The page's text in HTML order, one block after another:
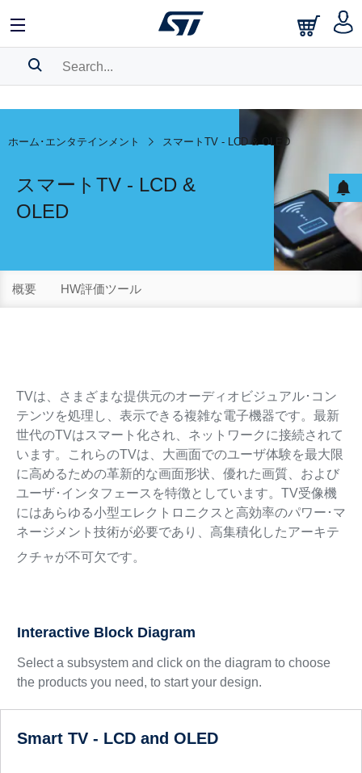
BOOKMARK
ホーム･エンタテインメント スマートTV - LCD & OLED
スマートTV - LCD &
OLED
概要 HW評価ツール
TVは、さまざまな提供元のオーディオビジュアル･コン
テンツを処理し、表示できる複雑な電子機器です。最新
世代のTVはスマート化され、ネットワークに接続されて
います。これらのTVは、大画面でのユーザ体験を最大限
に高めるための革新的な画面形状、優れた画質、および
ユーザ･インタフェースを特徴としています。TV受像機
にはあらゆる小型エレクトロニクスと高効率のパワー･マ
ネージメント技術が必要であり、高集積化したアーキテ
クチャが不可欠です。
Interactive Block Diagram
Select a subsystem and click on the diagram to choose
the products you need, to start your design.
Smart TV - LCD and OLED